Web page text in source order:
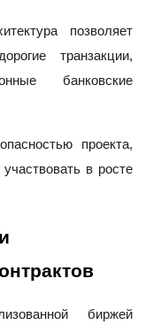
фьючерсам
позволяет
транзакции,
банковские
проекта,
в росте
биржей